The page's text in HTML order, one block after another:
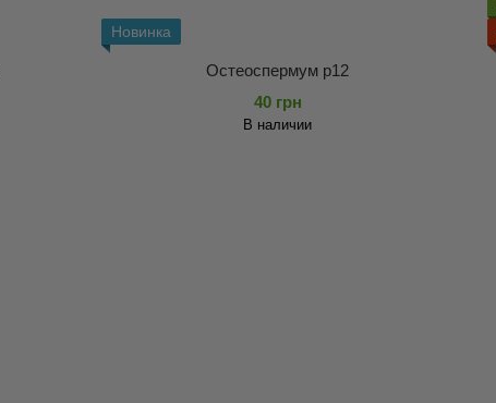
Новинка
Остеоспермум р12
40 грн
В наличии